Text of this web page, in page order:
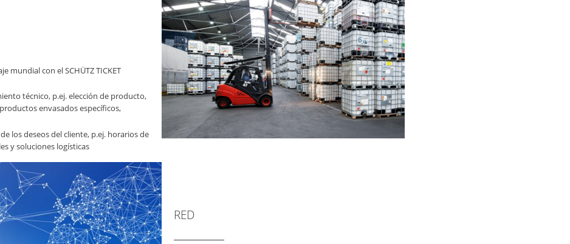
mundial con el SCHÜTZ TICKET
técnico, p.ej. elección de producto,
envasados específicos,
los deseos del cliente, p.ej. horarios de
y soluciones logísticas
RED